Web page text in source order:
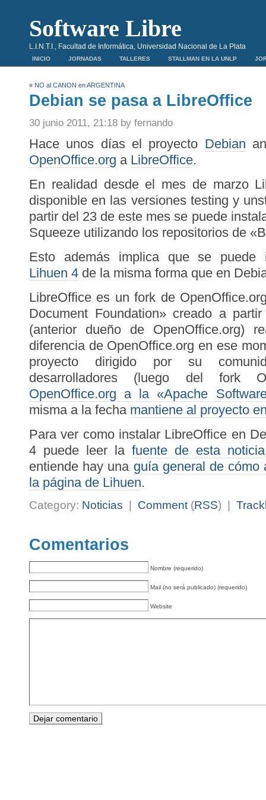
Software Libre
L.I.N.T.I., Facultad de Informática, Universidad Nacional de La Plata
INICIO JORNADAS TALLERES STALLMAN EN LA UNLP
« NO al CANON en ARGENTINA
Debian se pasa a LibreOffice
30 junio 2011, 21:18 by fernando
Hace unos días el proyecto Debian
OpenOffice.org a LibreOffice.
En realidad desde el mes de marzo
disponible en las versiones testing y
partir del 23 de este mes se puede
Squeeze utilizando los repositorios de
Esto además implica que se puede
Lihuen 4 de la misma forma que en
LibreOffice es un fork de
Document Foundation» creado a
(anterior dueño de OpenOffice.org)
diferencia de OpenOffice.org en ese
proyecto dirigido por su
desarrolladores (luego del fork
OpenOffice.org a la «Apache
misma a la fecha mantiene al proyecto
Para ver como instalar LibreOffice en
4 puede leer la fuente de esta noticia
entiende hay una guía general de cómo
la página de Lihuen.
Category: Noticias Comment (RSS) |
Comentarios
Nombre (requerido)
Mail (no será publicado) (requerido)
Website